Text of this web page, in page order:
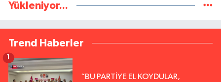
Yükleniyor...
Trend Haberler
“BU PARTİYE EL KOYDULAR,